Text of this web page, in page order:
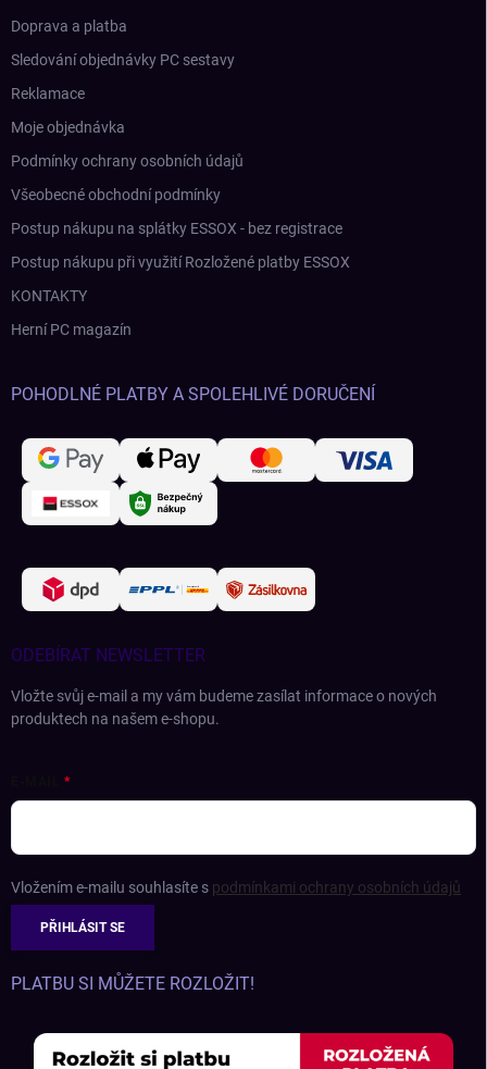
Doprava a platba
Sledování objednávky PC sestavy
Reklamace
Moje objednávka
Podmínky ochrany osobních údajů
Všeobecné obchodní podmínky
Postup nákupu na splátky ESSOX - bez registrace
Postup nákupu při využití Rozložené platby ESSOX
KONTAKTY
Herní PC magazín
POHODLNÉ PLATBY A SPOLEHLIVÉ DORUČENÍ
ODEBÍRAT NEWSLETTER
Vložte svůj e-mail a my vám budeme zasílat informace o nových
produktech na našem e-shopu.
Vložením e-mailu souhlasíte s podmínkami ochrany osobních údajů
PŘIHLÁSIT SE
PLATBU SI MŮŽETE ROZLOŽIT!